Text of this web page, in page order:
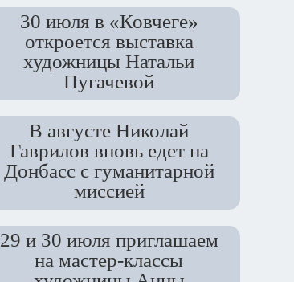
30 июля в «Ковчеге»
откроется выставка
художницы Натальи
Пугачевой
В августе Николай
Гаврилов вновь едет на
Донбасс с гуманитарной
миссией
29 и 30 июля приглашаем
на мастер-классы